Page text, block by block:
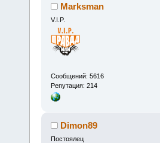
Marksman
V.I.P.
Сообщений: 5616
Репутация: 214
Dimon89
Постоялец